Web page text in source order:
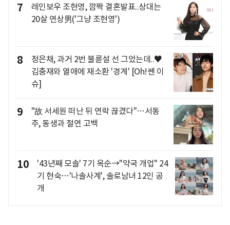
7
레인보우 조현영, 깜짝 결혼발표..상대는
20살 연상男('그냥 조현영')
8
정은채, 과거 2번 불륜설 선 그었는데..♥
김충재와 열애에 재소환 '경계' [Oh!쎈 이
슈]
9
"故 서세원 떠난 뒤 연락 끊겼다"…서동
주, 동생과 절연 고백
10
'43년째 모솔' 7기 옥순→"약국 개업" 24
기 현숙…'나솔사계', 솔로남녀 12인 공
개